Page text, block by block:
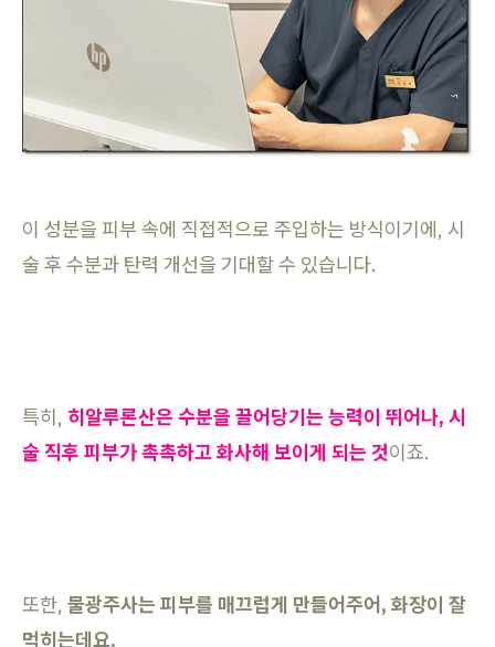
이 성분을 피부 속에 직접적으로 주입하는 방식이기에, 시
술 후 수분과 탄력 개선을 기대할 수 있습니다.
특히, 히알루론산은 수분을 끌어당기는 능력이 뛰어나, 시
술 직후 피부가 촉촉하고 화사해 보이게 되는 것이죠.
또한, 물광주사는 피부를 매끄럽게 만들어주어, 화장이 잘
먹히는데요.